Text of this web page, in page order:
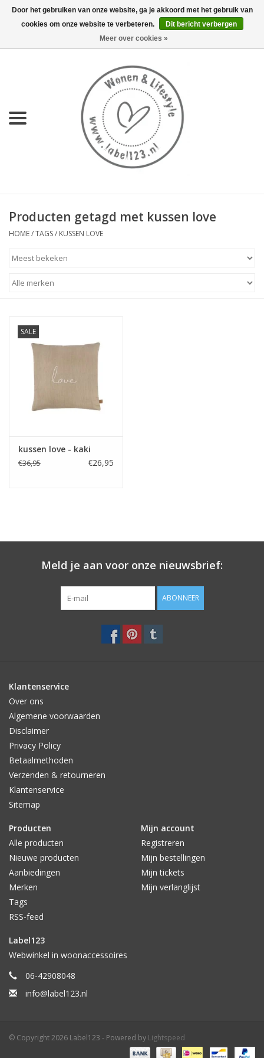
0 Artikelen - €0,00
KEUKEN
LIFESTYLE
MEUBELS
STATIONARY
Merken
Producten getagd met kussen love
HOME/TAGS/ KUSSEN LOVE
SALE
kussen love - kaki
€36,95 €26,95
Meld je aan voor onze nieuwsbrief:
ABONNEER
Klantenservice
Over ons
Algemene voorwaarden
Disclaimer
Privacy Policy
Betaalmethoden
Verzenden & retourneren
Klantenservice
Sitemap
Producten
Alle producten
Nieuwe producten
Aanbiedingen
Merken
Tags
RSS-feed
Mijn account
Registreren
Mijn bestellingen
Mijn tickets
Mijn verlanglijst
Label123
Webwinkel in woonaccessoires
06-42908048
info@label123.nl
© Copyright 2026 Label123 - Powered by Lightspeed
Door het gebruiken van onze website, ga je akkoord met het gebruik van
cookies om onze website te verbeteren.
Dit bericht verbergen
Meer over cookies »